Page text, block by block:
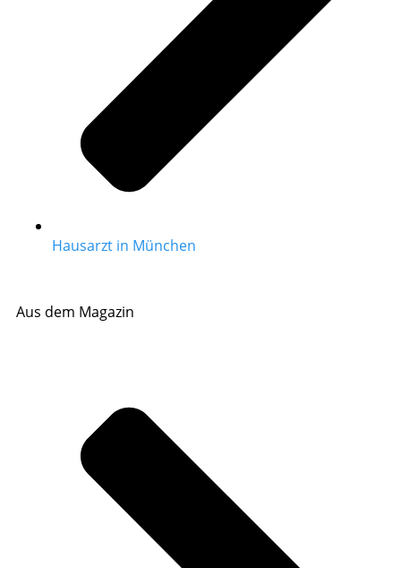
Hausarzt in München
Aus dem Magazin